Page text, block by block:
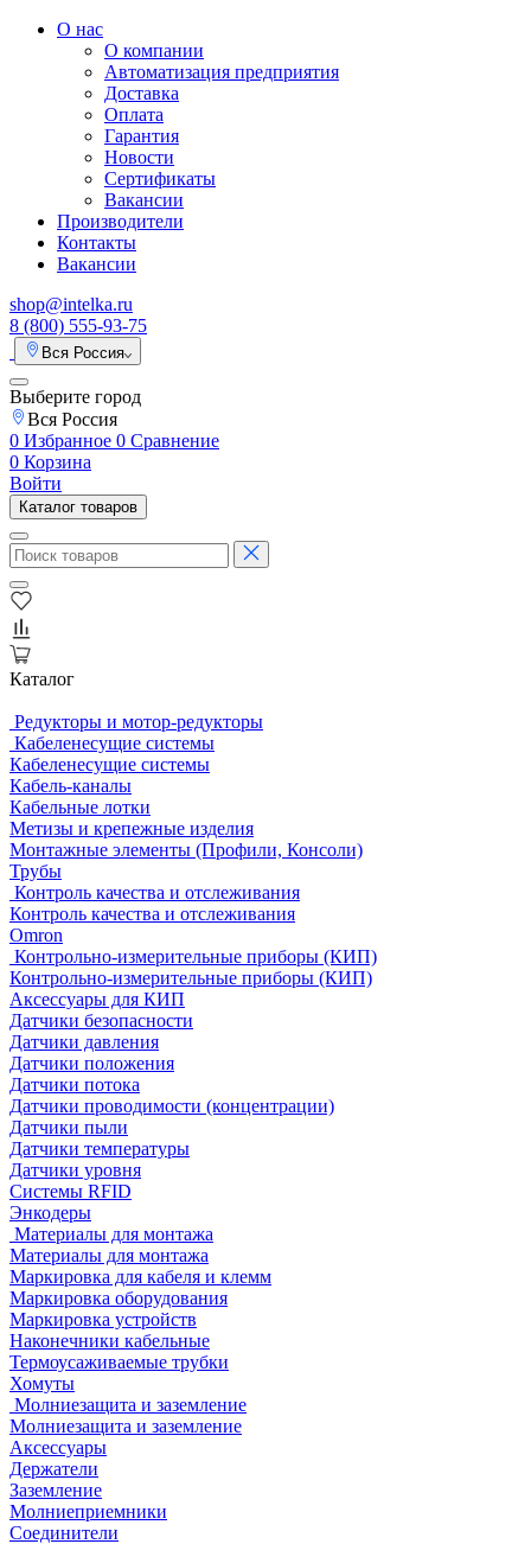
О нас
О компании
Автоматизация предприятия
Доставка
Оплата
Гарантия
Новости
Сертификаты
Вакансии
Производители
Контакты
Вакансии
shop@intelka.ru
8 (800) 555-93-75
Вся Россия
Выберите город
Вся Россия
0 Избранное 0 Сравнение
0 Корзина
Войти
Каталог товаров
Каталог
Редукторы и мотор-редукторы
Кабеленесущие системы
Кабеленесущие системы
Кабель-каналы
Кабельные лотки
Метизы и крепежные изделия
Монтажные элементы (Профили, Консоли)
Трубы
Контроль качества и отслеживания
Контроль качества и отслеживания
Omron
Контрольно-измерительные приборы (КИП)
Контрольно-измерительные приборы (КИП)
Аксессуары для КИП
Датчики безопасности
Датчики давления
Датчики положения
Датчики потока
Датчики проводимости (концентрации)
Датчики пыли
Датчики температуры
Датчики уровня
Системы RFID
Энкодеры
Материалы для монтажа
Материалы для монтажа
Маркировка для кабеля и клемм
Маркировка оборудования
Маркировка устройств
Наконечники кабельные
Термоусаживаемые трубки
Хомуты
Молниезащита и заземление
Молниезащита и заземление
Аксессуары
Держатели
Заземление
Молниеприемники
Соединители